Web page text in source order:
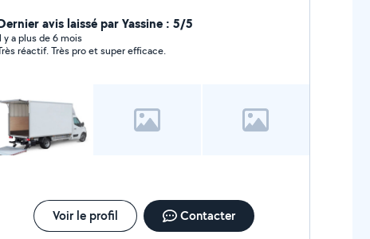
avis laissé par Yassine : 5/5
y a plus de 6 mois
réactif. Très pro et super efficace.
Voir le profil Contacter